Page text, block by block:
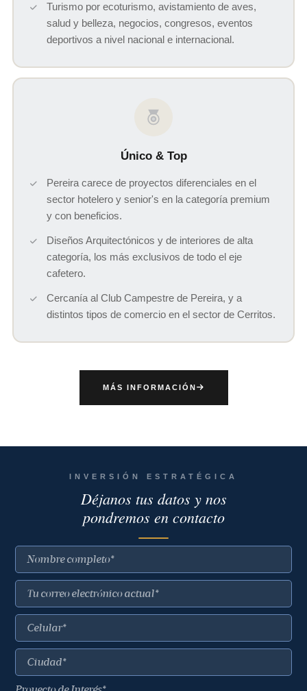
Turismo por ecoturismo, avistamiento de aves,
salud y belleza, negocios, congresos, eventos
deportivos a nivel nacional e internacional.
Único & Top
Pereira carece de proyectos diferenciales en el
sector hotelero y senior's en la categoría premium
y con beneficios.
Diseños Arquitectónicos y de interiores de alta
categoría, los más exclusivos de todo el eje
cafetero.
Cercanía al Club Campestre de Pereira, y a
distintos tipos de comercio en el sector de Cerritos.
MÁS INFORMACIÓN
INVERSIÓN ESTRATÉGICA
Déjanos tus datos y nos
pondremos en contacto